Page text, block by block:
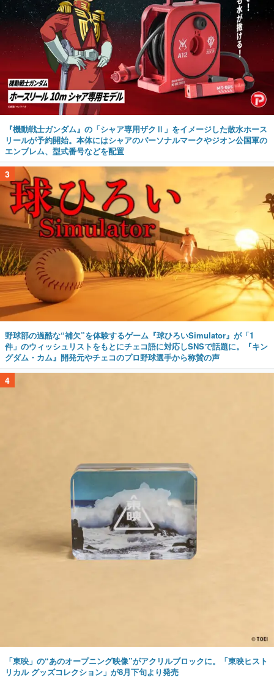
『機動戦士ガンダム』の「シャア専用ザクⅡ」をイメージした散水ホース
リールが予約開始。本体にはシャアのパーソナルマークやジオン公国軍の
エンブレム、型式番号などを配置
3
野球部の過酷な“補欠”を体験するゲーム『球ひろいSimulator』が「1
件」のウィッシュリストをもとにチェコ語に対応しSNSで話題に。『キン
グダム・カム』開発元やチェコのプロ野球選手から称賛の声
4
「東映」の“あのオープニング映像”がアクリルブロックに。「東映ヒスト
リカル グッズコレクション」が8月下旬より発売